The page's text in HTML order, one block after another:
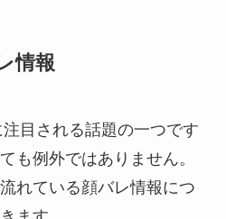
情報
注目される話題の一つです
も例外ではありません。
れている顔バレ情報につ